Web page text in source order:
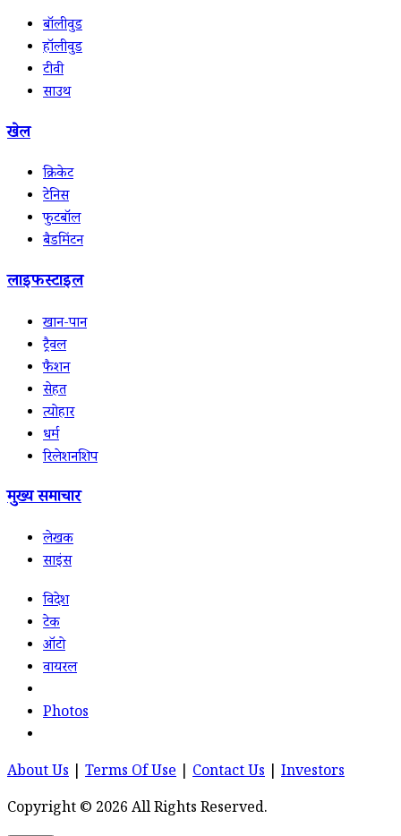
बॉलीवुड
हॉलीवुड
टीवी
साउथ
खेल
क्रिकेट
टेनिस
फुटबॉल
बैडमिंटन
लाइफस्टाइल
खान-पान
ट्रैवल
फैशन
सेहत
त्योहार
धर्म
रिलेशनशिप
मुख्य समाचार
लेखक
साइंस
विदेश
टेक
ऑटो
वायरल
Photos
About Us Terms Of Use Contact Us
Investors
Copyright © 2026 All Rights Reserved.